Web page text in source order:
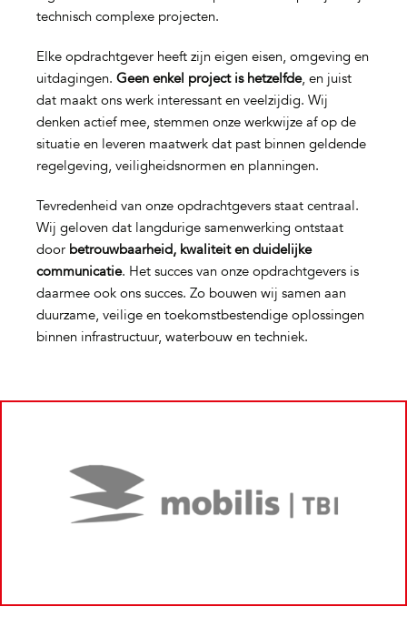
technisch complexe projecten.
Elke opdrachtgever heeft zijn eigen eisen, omgeving en
uitdagingen. Geen enkel project is hetzelfde, en juist
dat maakt ons werk interessant en veelzijdig. Wij
denken actief mee, stemmen onze werkwijze af op de
situatie en leveren maatwerk dat past binnen geldende
regelgeving, veiligheidsnormen en planningen.
Tevredenheid van onze opdrachtgevers staat centraal.
Wij geloven dat langdurige samenwerking ontstaat
door betrouwbaarheid, kwaliteit en duidelijke
communicatie. Het succes van onze opdrachtgevers is
daarmee ook ons succes. Zo bouwen wij samen aan
duurzame, veilige en toekomstbestendige oplossingen
binnen infrastructuur, waterbouw en techniek.